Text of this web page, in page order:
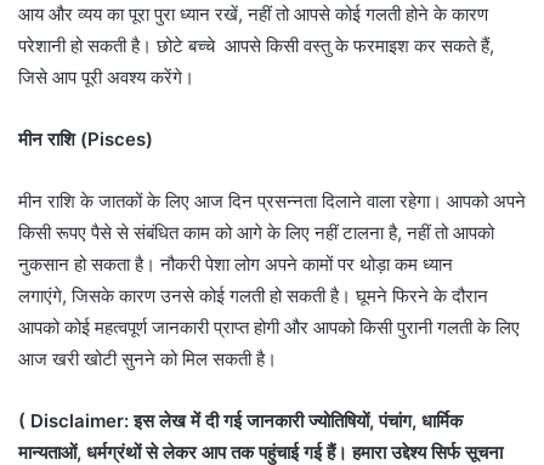
आय और व्यय का पूरा पुरा ध्यान रखें, नहीं तो आपसे कोई गलती होने के कारण
परेशानी हो सकती है। छोटे बच्चे आपसे किसी वस्तु के फरमाइश कर सकते हैं,
जिसे आप पूरी अवश्य करेंगे।
मीन राशि (Pisces)
मीन राशि के जातकों के लिए आज दिन प्रसन्नता दिलाने वाला रहेगा। आपको अपने
किसी रूपए पैसे से संबंधित काम को आगे के लिए नहीं टालना है, नहीं तो आपको
नुकसान हो सकता है। नौकरी पेशा लोग अपने कामों पर थोड़ा कम ध्यान
लगाएंगे, जिसके कारण उनसे कोई गलती हो सकती है। घूमने फिरने के दौरान
आपको कोई महत्वपूर्ण जानकारी प्राप्त होगी और आपको किसी पुरानी गलती के लिए
आज खरी खोटी सुनने को मिल सकती है।
( Disclaimer: इस लेख में दी गई जानकारी ज्योतिषियों, पंचांग, धार्मिक
मान्यताओं, धर्मग्रंथों से लेकर आप तक पहुंचाई गई हैं। हमारा उद्देश्य सिर्फ सूचना